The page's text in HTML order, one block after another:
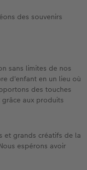
des souvenirs
sans limites de nos
d'enfant en un lieu où
des touches
aux produits
et grands créatifs de la
espérons avoir